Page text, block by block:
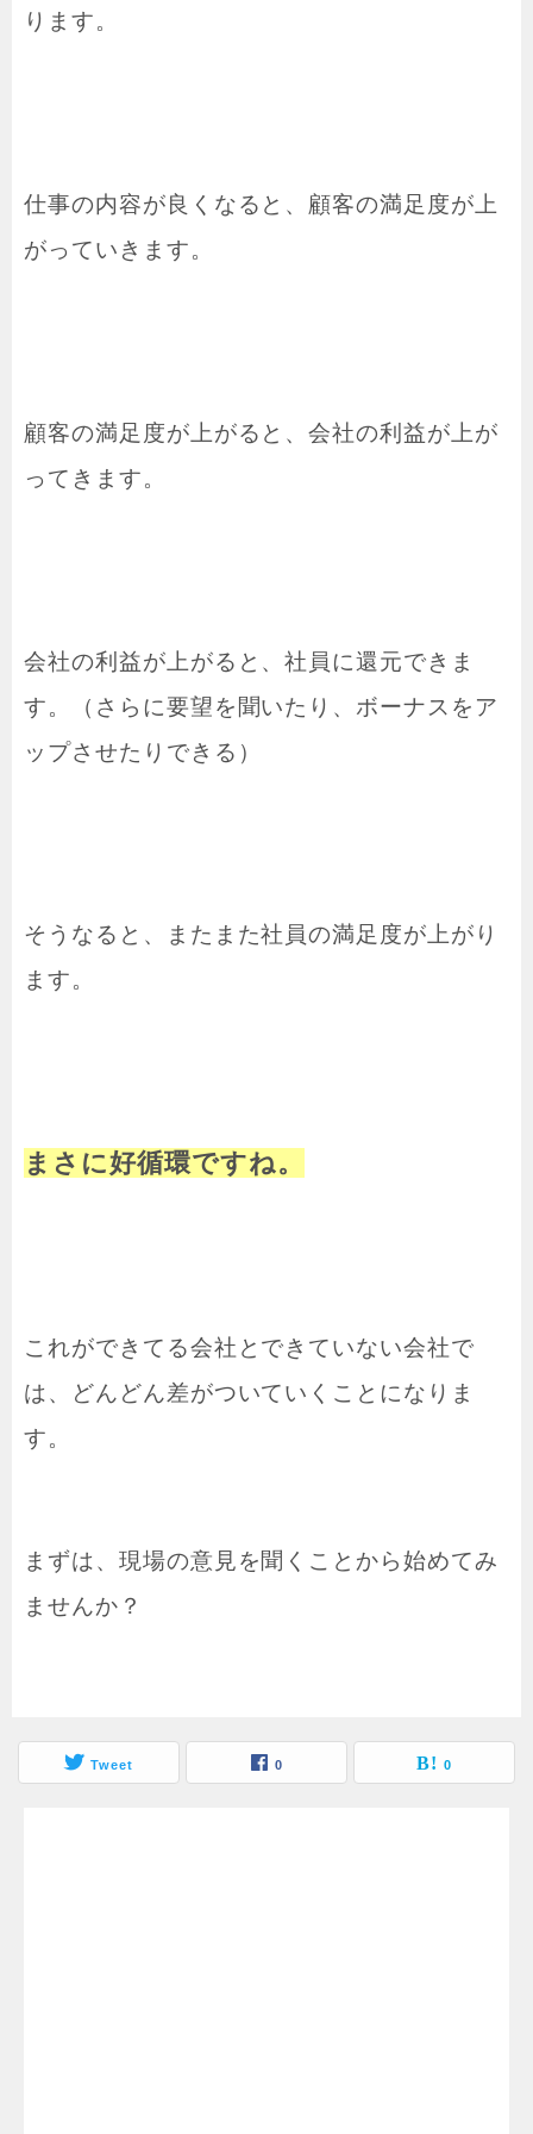
ります。
仕事の内容が良くなると、顧客の満足度が上
がっていきます。
顧客の満足度が上がると、会社の利益が上が
ってきます。
会社の利益が上がると、社員に還元できま
す。（さらに要望を聞いたり、ボーナスをア
ップさせたりできる）
そうなると、またまた社員の満足度が上がり
ます。
まさに好循環ですね。
これができてる会社とできていない会社で
は、どんどん差がついていくことになりま
す。
まずは、現場の意見を聞くことから始めてみ
ませんか？
Tweet 0 0